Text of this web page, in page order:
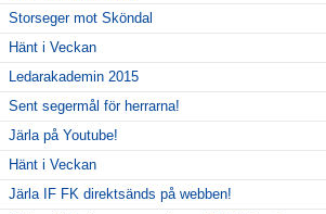
Storseger mot Sköndal
Hänt i Veckan
Ledarakademin 2015
Sent segermål för herrarna!
Järla på Youtube!
Hänt i Veckan
Järla IF FK direktsänds på webben!